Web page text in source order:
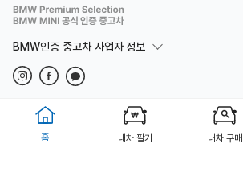
이 받았습니다. 심정연딜러 추천드립니다. 좋
은 차량 감사합니다. ^^
BMW인증 중고차 사업자 정보
법적고지 개인정보취급방침
Copyright(c) BMW 동성 BPS 부산 ALL rights reserved.
홈 내차 팔기 내차 구매